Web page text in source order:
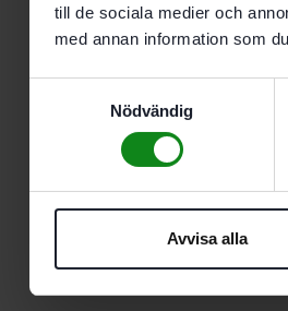
till de sociala medier och
med annan information som
Nödvändig
Avvisa alla